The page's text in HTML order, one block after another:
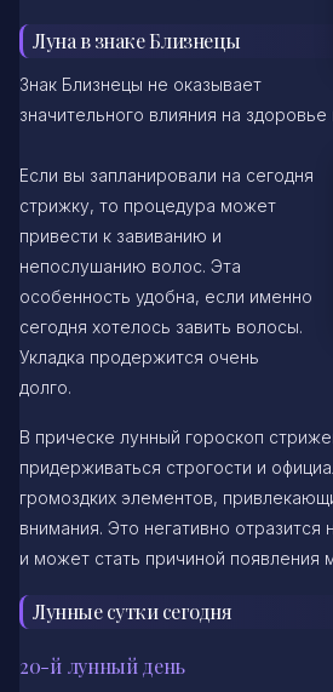
Луна в знаке Близнецы
Знак Близнецы не оказывает
значительного влияния на
Если вы запланировали на сегодня
стрижку, то процедура может
привести к завиванию и
непослушанию волос. Эта
особенность удобна, если именно
сегодня хотелось завить волосы.
Укладка продержится очень
долго.
В прическе лунный гороскоп
придерживаться строгости и
громоздких элементов,
внимания. Это негативно
и может стать причиной появления
Лунные сутки сегодня
20-й лунный день